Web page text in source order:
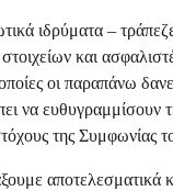
ιδρύματα –
και
οποίες οι παραπάνω
να ευθυγραμμίσουν
της Συμφωνίας
αποτελεσματικά